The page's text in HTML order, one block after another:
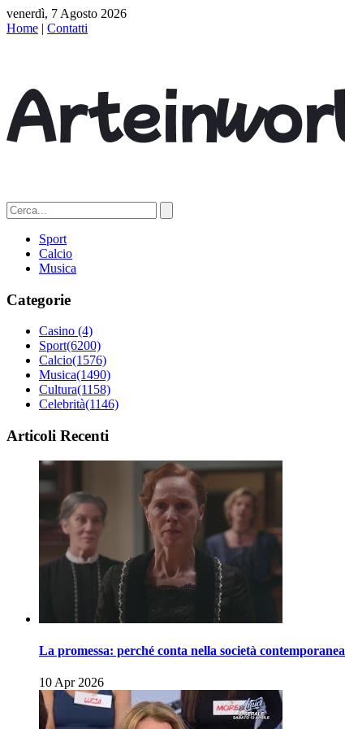
venerdì, 7 Agosto 2026
Home | Contatti
Sport
Calcio
Musica
Categorie
Casino (4)
Sport(6200)
Calcio(1576)
Musica(1490)
Cultura(1158)
Celebrità(1146)
Articoli Recenti
La promessa: perché conta nella società contemporanea
10 Apr 2026